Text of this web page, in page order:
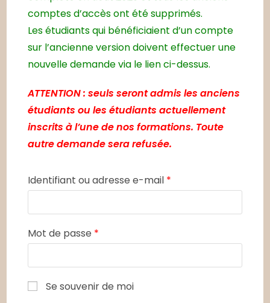
comptes d’accès ont été supprimés.
Les étudiants qui bénéficiaient d’un compte
sur l’ancienne version doivent effectuer une
nouvelle demande via le lien ci-dessus.
ATTENTION : seuls seront admis les anciens
étudiants ou les étudiants actuellement
inscrits à l’une de nos formations. Toute
autre demande sera refusée.
Identifiant ou adresse e-mail *
Mot de passe *
Se souvenir de moi